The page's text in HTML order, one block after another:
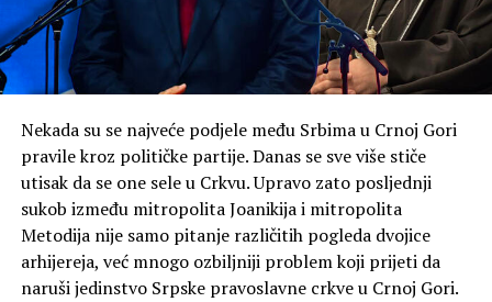
Nekada su se najveće podjele među Srbima u Crnoj Gori
pravile kroz političke partije. Danas se sve više stiče
utisak da se one sele u Crkvu. Upravo zato posljednji
sukob između mitropolita Joanikija i mitropolita
Metodija nije samo pitanje različitih pogleda dvojice
arhijereja, već mnogo ozbiljniji problem koji prijeti da
naruši jedinstvo Srpske pravoslavne crkve u Crnoj Gori.